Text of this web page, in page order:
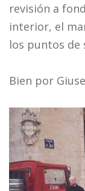
revisión a
interior, el
los puntos de
Bien por